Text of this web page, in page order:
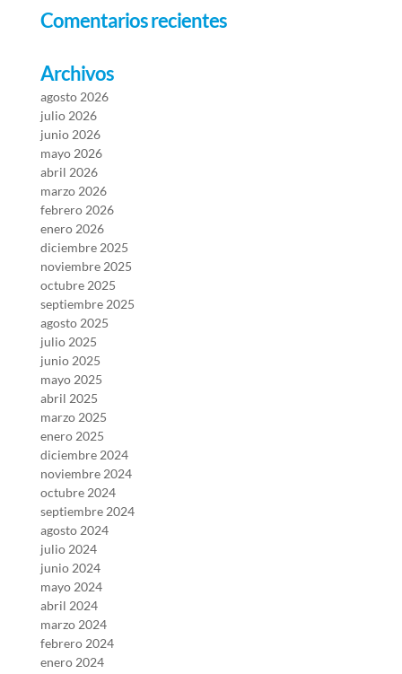
Comentarios recientes
Archivos
agosto 2026
julio 2026
junio 2026
mayo 2026
abril 2026
marzo 2026
febrero 2026
enero 2026
diciembre 2025
noviembre 2025
octubre 2025
septiembre 2025
agosto 2025
julio 2025
junio 2025
mayo 2025
abril 2025
marzo 2025
enero 2025
diciembre 2024
noviembre 2024
octubre 2024
septiembre 2024
agosto 2024
julio 2024
junio 2024
mayo 2024
abril 2024
marzo 2024
febrero 2024
enero 2024